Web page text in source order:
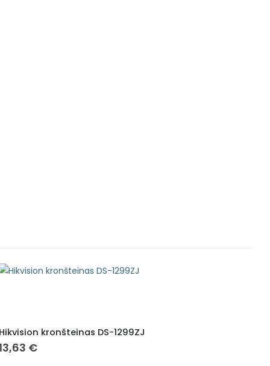
Hikvision kronšteinas DS-1299ZJ
€